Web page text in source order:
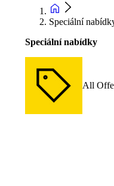
Speciální
Speciální nabídky
All